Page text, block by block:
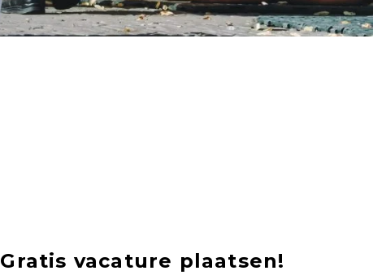
Gratis vacature plaatsen!